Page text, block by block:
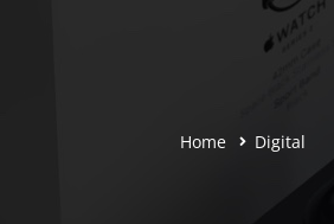
Home Digital